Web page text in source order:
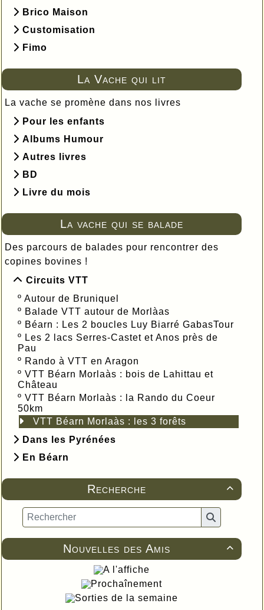
Brico Maison
Customisation
Fimo
La Vache qui lit
La vache se promène dans nos livres
Pour les enfants
Albums Humour
Autres livres
BD
Livre du mois
La vache qui se balade
Des parcours de balades pour rencontrer des
copines bovines !
Circuits VTT
º Autour de Bruniquel
º Balade VTT autour de Morlàas
º Béarn : Les 2 boucles Luy Biarré GabasTour
º Les 2 lacs Serres-Castet et Anos près de
Pau
º Rando à VTT en Aragon
º VTT Béarn Morlaàs : bois de Lahittau et
Château
º VTT Béarn Morlaàs : la Rando du Coeur
50km
VTT Béarn Morlaàs : les 3 forêts
Dans les Pyrénées
En Béarn

Recherche

Nouvelles des Amis
A l'affiche
Prochaînement
Sorties de la semaine